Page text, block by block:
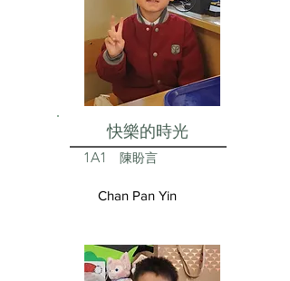
快樂的時光
1A1 陳盼言
Chan Pan Yin